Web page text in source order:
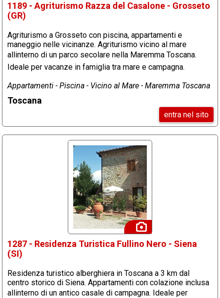
1189 - Agriturismo Razza del Casalone - Grosseto
(GR)
Agriturismo a Grosseto con piscina, appartamenti e
maneggio nelle vicinanze. Agriturismo vicino al mare
allinterno di un parco secolare nella Maremma Toscana.
Ideale per vacanze in famiglia tra mare e campagna.
Appartamenti - Piscina - Vicino al Mare - Maremma Toscana
Toscana
entra nel sito
1287 - Residenza Turistica Fullino Nero - Siena
(SI)
Residenza turistico alberghiera in Toscana a 3 km dal
centro storico di Siena. Appartamenti con colazione inclusa
allinterno di un antico casale di campagna. Ideale per